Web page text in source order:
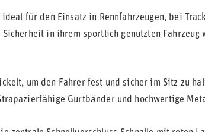
für den Einsatz in Rennfahrzeugen, bei
in ihrem sportlich genutzten Fahrzeug
um den Fahrer fest und sicher im Sitz zu
Gurtbänder und hochwertige